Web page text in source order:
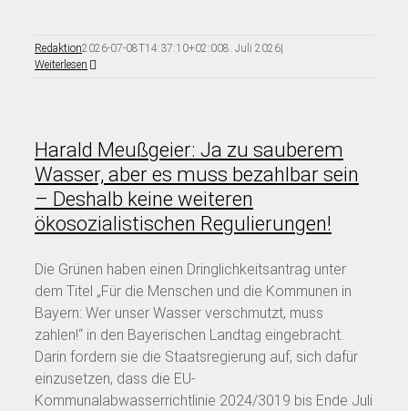
Redaktion2026-07-08T14:37:10+02:008. Juli 2026|
Weiterlesen
Harald Meußgeier: Ja zu sauberem
Wasser, aber es muss bezahlbar sein
– Deshalb keine weiteren
ökosozialistischen Regulierungen!
Die Grünen haben einen Dringlichkeitsantrag unter
dem Titel „Für die Menschen und die Kommunen in
Bayern: Wer unser Wasser verschmutzt, muss
zahlen!“ in den Bayerischen Landtag eingebracht.
Darin fordern sie die Staatsregierung auf, sich dafür
einzusetzen, dass die EU-
Kommunalabwasserrichtlinie 2024/3019 bis Ende Juli